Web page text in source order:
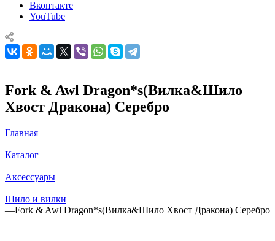
Вконтакте
YouTube
Fork & Awl Dragon*s(Вилка&Шило
Хвост Дракона) Серебро
Главная
—
Каталог
—
Аксессуары
—
Шило и вилки
—Fork & Awl Dragon*s(Вилка&Шило Хвост Дракона) Серебро